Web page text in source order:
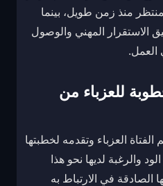
منذ زمن طويل، بينما
الاستقرار المهني والوصول
العمل.
للعزباء من
العزباء وتقدمه لخطبتها
لديها نحو هذا
في الارتباط به